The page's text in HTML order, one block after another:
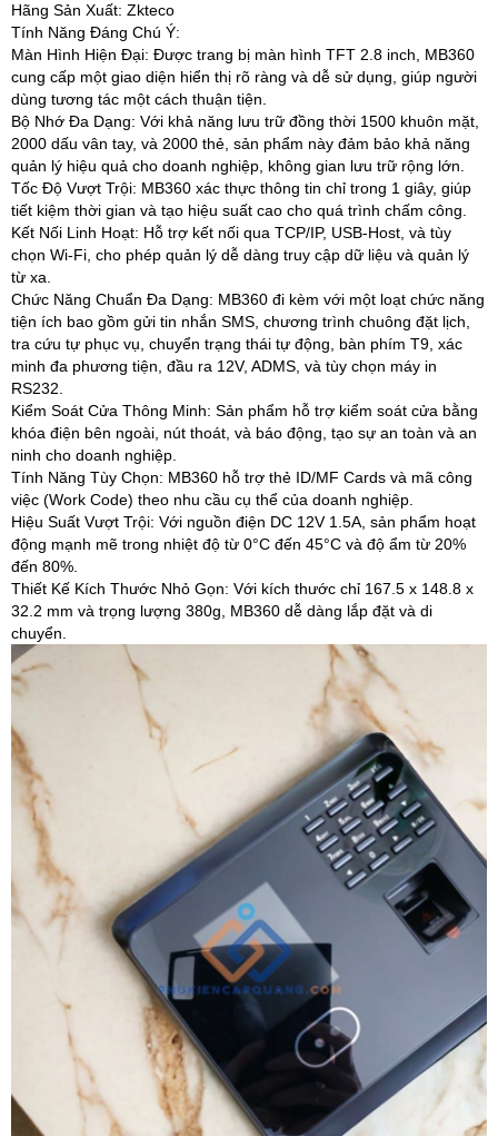
Hãng Sản Xuất: Zkteco
Tính Năng Đáng Chú Ý:
Màn Hình Hiện Đại: Được trang bị màn hình TFT 2.8 inch, MB360
cung cấp một giao diện hiển thị rõ ràng và dễ sử dụng, giúp người
dùng tương tác một cách thuận tiện.
Bộ Nhớ Đa Dạng: Với khả năng lưu trữ đồng thời 1500 khuôn mặt,
2000 dấu vân tay, và 2000 thẻ, sản phẩm này đảm bảo khả năng
quản lý hiệu quả cho doanh nghiệp, không gian lưu trữ rộng lớn.
Tốc Độ Vượt Trội: MB360 xác thực thông tin chỉ trong 1 giây, giúp
tiết kiệm thời gian và tạo hiệu suất cao cho quá trình chấm công.
Kết Nối Linh Hoạt: Hỗ trợ kết nối qua TCP/IP, USB-Host, và tùy
chọn Wi-Fi, cho phép quản lý dễ dàng truy cập dữ liệu và quản lý
từ xa.
Chức Năng Chuẩn Đa Dạng: MB360 đi kèm với một loạt chức năng
tiện ích bao gồm gửi tin nhắn SMS, chương trình chuông đặt lịch,
tra cứu tự phục vụ, chuyển trạng thái tự động, bàn phím T9, xác
minh đa phương tiện, đầu ra 12V, ADMS, và tùy chọn máy in
RS232.
Kiểm Soát Cửa Thông Minh: Sản phẩm hỗ trợ kiểm soát cửa bằng
khóa điện bên ngoài, nút thoát, và báo động, tạo sự an toàn và an
ninh cho doanh nghiệp.
Tính Năng Tùy Chọn: MB360 hỗ trợ thẻ ID/MF Cards và mã công
việc (Work Code) theo nhu cầu cụ thể của doanh nghiệp.
Hiệu Suất Vượt Trội: Với nguồn điện DC 12V 1.5A, sản phẩm hoạt
động mạnh mẽ trong nhiệt độ từ 0°C đến 45°C và độ ẩm từ 20%
đến 80%.
Thiết Kế Kích Thước Nhỏ Gọn: Với kích thước chỉ 167.5 x 148.8 x
32.2 mm và trọng lượng 380g, MB360 dễ dàng lắp đặt và di
chuyển.